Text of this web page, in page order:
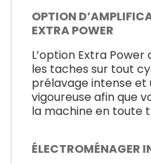
OPTION
EXTRA POWER
L’option Extra
les taches sur tout
prélavage intense et
vigoureuse afin que
la machine en toute
ÉLECTROMÉNAGER